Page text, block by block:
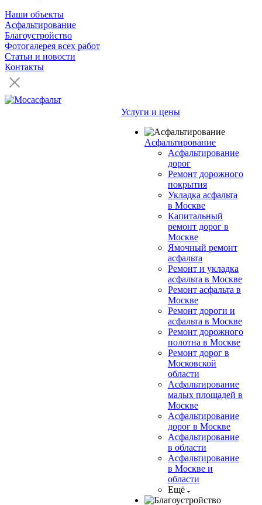
Наши объекты
Асфальтирование
Благоустройство
Фотогалерея всех работ
Статьи и новости
Контакты
Услуги и цены
Асфальтирование
Асфальтирование
дорог
Ремонт дорожного
покрытия
Укладка асфальта
в Москве
Капитальный
ремонт дорог в
Москве
Ямочный ремонт
асфальта
Ремонт и укладка
асфальта в Москве
Ремонт асфальта в
Москве
Ремонт дороги и
асфальта в Москве
Ремонт дорожного
полотна в Москве
Ремонт дорог в
Московской
области
Асфальтирование
малых площадей в
Москве
Асфальтирование
дорог в Москве
Асфальтирование
в области
Асфальтирование
в Москве и
области
Ещё